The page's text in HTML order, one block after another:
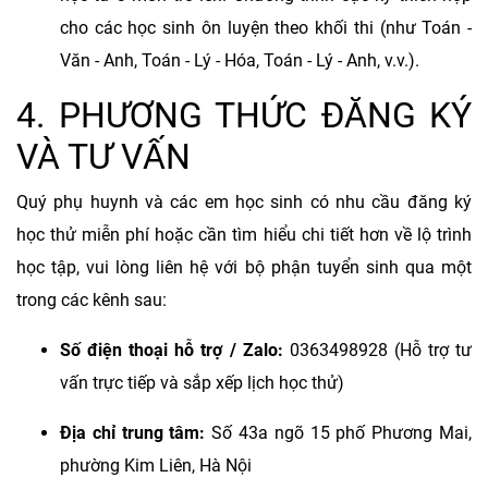
cho các học sinh ôn luyện theo khối thi (như Toán -
Văn - Anh, Toán - Lý - Hóa, Toán - Lý - Anh, v.v.).
4. PHƯƠNG THỨC ĐĂNG KÝ
VÀ TƯ VẤN
Quý phụ huynh và các em học sinh có nhu cầu đăng ký
học thử miễn phí hoặc cần tìm hiểu chi tiết hơn về lộ trình
học tập, vui lòng liên hệ với bộ phận tuyển sinh qua một
trong các kênh sau:
Số điện thoại hỗ trợ / Zalo: 0363498928 (Hỗ trợ tư
vấn trực tiếp và sắp xếp lịch học thử)
Địa chỉ trung tâm: Số 43a ngõ 15 phố Phương Mai,
phường Kim Liên, Hà Nội